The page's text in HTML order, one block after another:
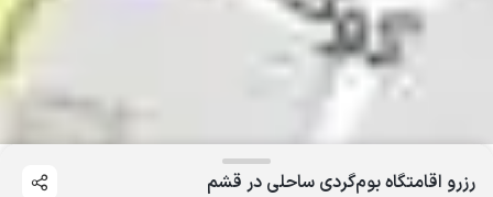
رزرو اقامتگاه بوم‌گردی ساحلی در قشم